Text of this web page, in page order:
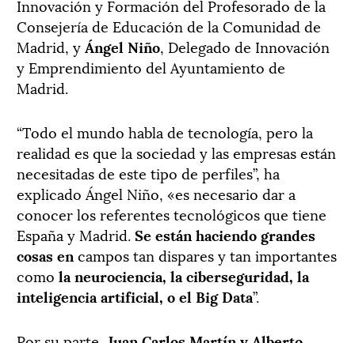
Innovación y Formación del Profesorado de la
Consejería de Educación de la Comunidad de
Madrid, y Ángel Niño, Delegado de Innovación
y Emprendimiento del Ayuntamiento de
Madrid.
“Todo el mundo habla de tecnología, pero la
realidad es que la sociedad y las empresas están
necesitadas de este tipo de perfiles”, ha
explicado Ángel Niño, «es necesario dar a
conocer los referentes tecnológicos que tiene
España y Madrid.Se están haciendo grandes
cosas en campos tan dispares y tan importantes
como la neurociencia, la ciberseguridad, la
inteligencia artificial, o el Big Data”.